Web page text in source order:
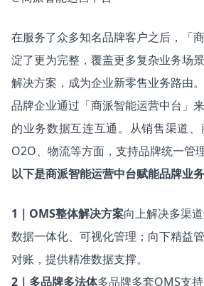
在服务了众多知名品牌客户之后，「
淀了更为完整，覆盖更多复杂业务场
解决方案，成为企业新零售业务路由。
品牌企业通过「商派智能运营中台」
的业务数据互连互通。从销售渠道、
O2O、物流等方面，支持品牌统一管
以下是商派智能运营中台赋能品牌
1｜OMS整体解决方案向上解决多渠
数据一体化、可视化管理；向下精益
对账，提供精准数据支撑。
2｜多品牌多法体多品牌多套OMS支